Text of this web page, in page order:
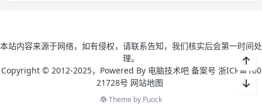
本站内容来源于网络，如有侵权，请联系告知，我们核实后会第一时间处
理。
Copyright © 2012-2025，Powered By 电脑技术吧 备案号 浙ICP备160
21728号 网站地图
Theme by Puock